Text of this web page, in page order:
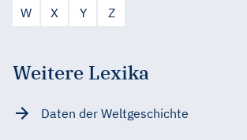
W
X Y Z
Weitere Lexika
Daten der Weltgeschichte